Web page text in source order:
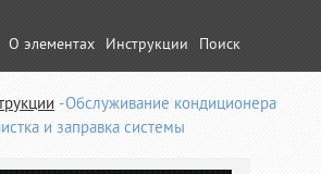
О элементах Инструкции Поиск
Обслуживание кондиционера
и заправка системы